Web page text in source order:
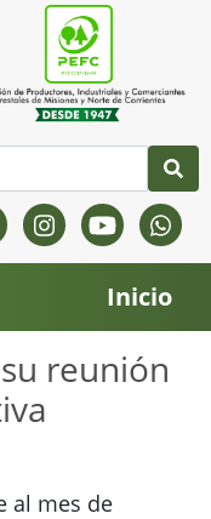
Inicio
reunión
al mes de